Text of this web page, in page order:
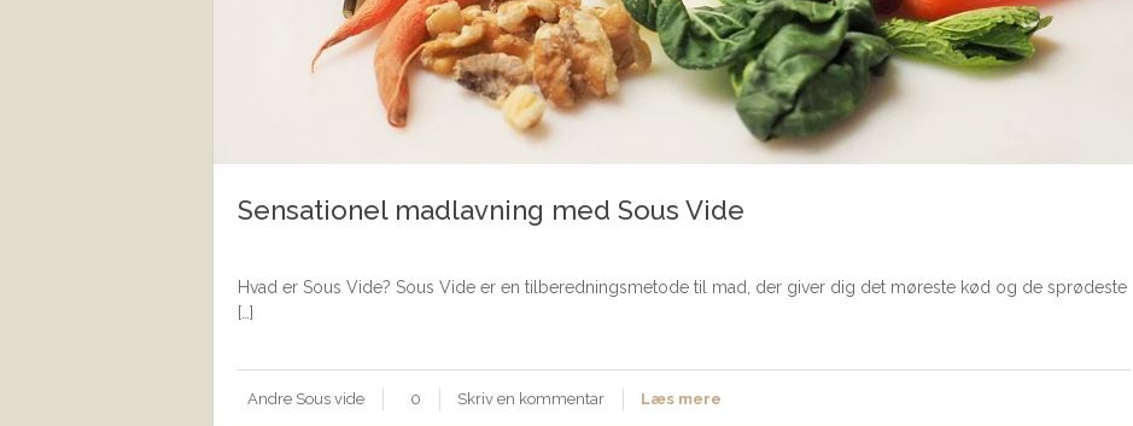
Sensationel madlavning med Sous Vide
Hvad er Sous Vide? Sous Vide er en tilberedningsmetode til mad, der giver dig det møreste kød og de sprødeste
[…]
Andre Sous vide 0 Skriv en kommentar Læs mere